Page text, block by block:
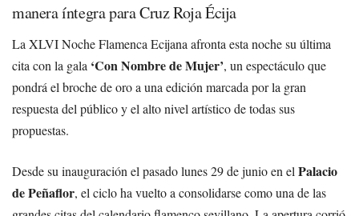
manera íntegra para Cruz Roja Écija
La XLVI Noche Flamenca Ecijana afronta esta noche su última
cita con la gala ‘Con Nombre de Mujer’, un espectáculo que
pondrá el broche de oro a una edición marcada por la gran
respuesta del público y el alto nivel artístico de todas sus
propuestas.
Desde su inauguración el pasado lunes 29 de junio en el Palacio
de Peñaflor, el ciclo ha vuelto a consolidarse como una de las